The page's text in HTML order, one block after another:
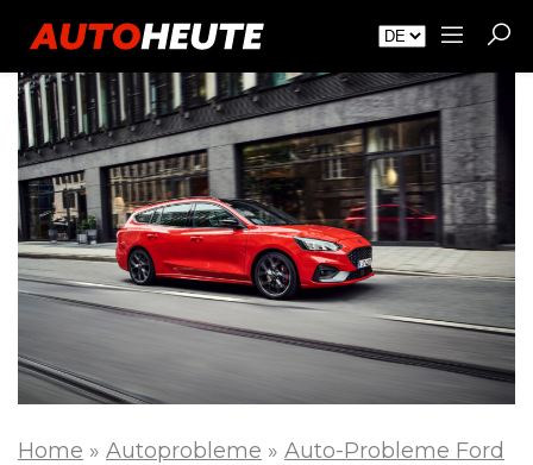
Home » Autoprobleme » Auto-Probleme Ford